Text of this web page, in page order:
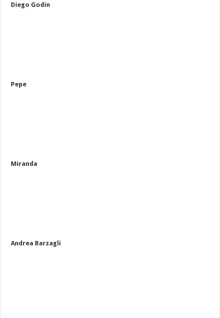
Diego Godin
Pepe
Miranda
Andrea Barzagli